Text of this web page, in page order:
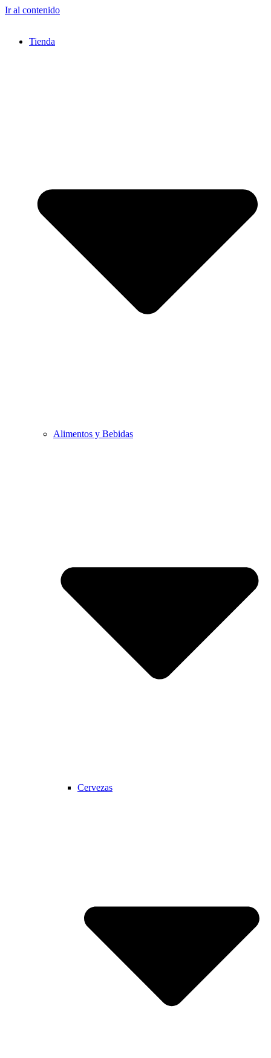
Ir al contenido
Tienda
Alimentos y Bebidas
Cervezas